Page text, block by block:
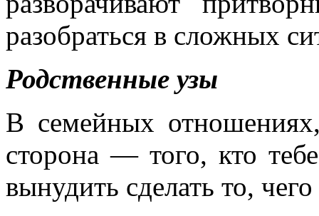
разобраться в сложных
Родственные узы
В семейных
сторона — того, кто
вынудить сделать то,